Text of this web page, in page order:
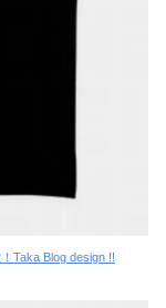
Taka Blog design !!